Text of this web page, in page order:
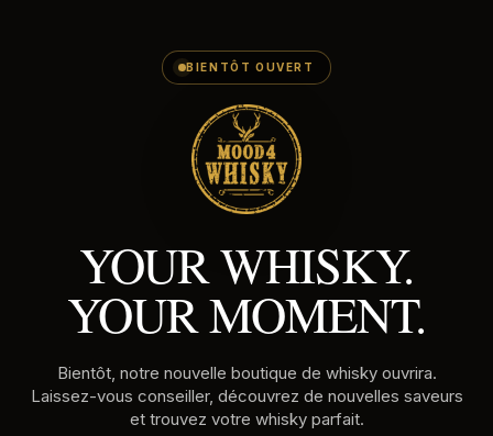
BIENTÔT OUVERT
YOUR WHISKY.
YOUR MOMENT.
Bientôt, notre nouvelle boutique de whisky ouvrira.
Laissez-vous conseiller, découvrez de nouvelles saveurs
et trouvez votre whisky parfait.